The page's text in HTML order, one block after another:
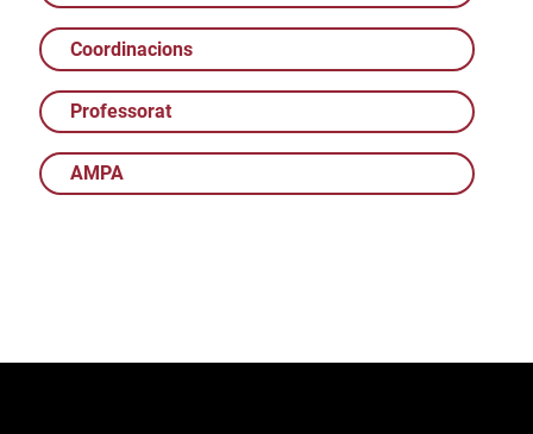
Coordinacions
Professorat
AMPA